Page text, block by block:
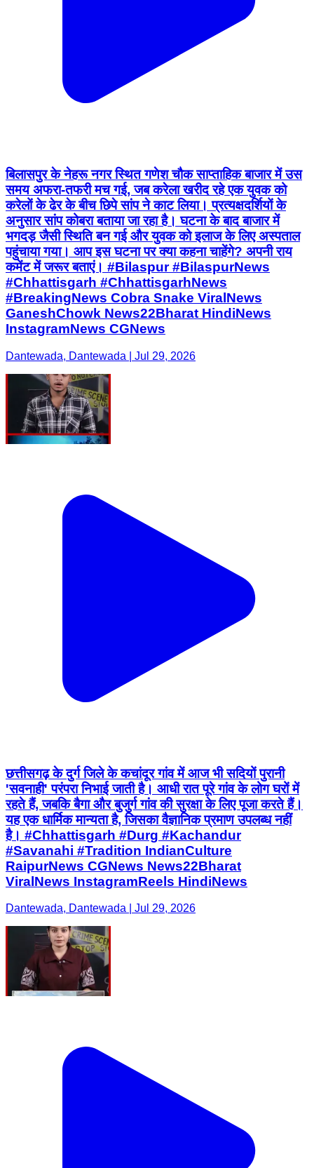
बिलासपुर के नेहरू नगर स्थित गणेश चौक साप्ताहिक बाजार में उस
समय अफरा-तफरी मच गई, जब करेला खरीद रहे एक युवक को
करेलों के ढेर के बीच छिपे सांप ने काट लिया। प्रत्यक्षदर्शियों के
अनुसार सांप कोबरा बताया जा रहा है। घटना के बाद बाजार में
भगदड़ जैसी स्थिति बन गई और युवक को इलाज के लिए अस्पताल
पहुंचाया गया। आप इस घटना पर क्या कहना चाहेंगे? अपनी राय
कमेंट में जरूर बताएं। #Bilaspur #BilaspurNews
#Chhattisgarh #ChhattisgarhNews
#BreakingNews Cobra Snake ViralNews
GaneshChowk News22Bharat HindiNews
InstagramNews CGNews
Dantewada, Dantewada | Jul 29, 2026
छत्तीसगढ़ के दुर्ग जिले के कचांदूर गांव में आज भी सदियों पुरानी
'सवनाही' परंपरा निभाई जाती है। आधी रात पूरे गांव के लोग घरों में
रहते हैं, जबकि बैगा और बुजुर्ग गांव की सुरक्षा के लिए पूजा करते हैं।
यह एक धार्मिक मान्यता है, जिसका वैज्ञानिक प्रमाण उपलब्ध नहीं
है। #Chhattisgarh #Durg #Kachandur
#Savanahi #Tradition IndianCulture
RaipurNews CGNews News22Bharat
ViralNews InstagramReels HindiNews
Dantewada, Dantewada | Jul 29, 2026